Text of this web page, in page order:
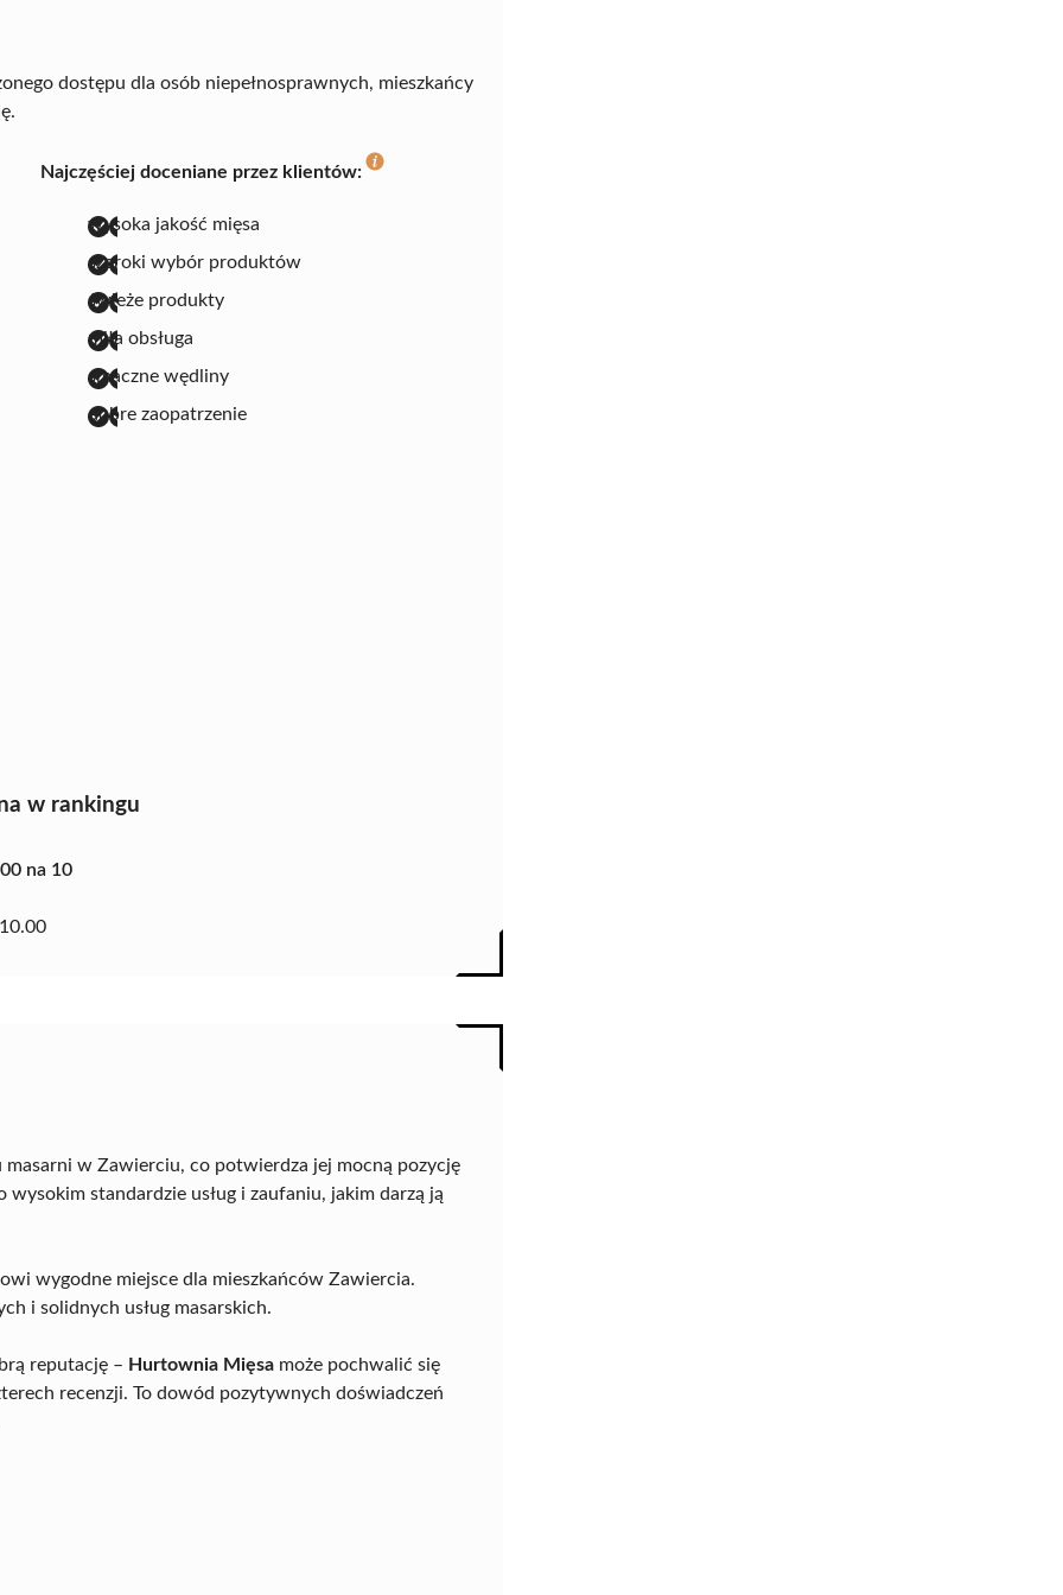
dostępu dla osób niepełnosprawnych, mieszkańcy
Najczęściej doceniane przez klientów:
wysoka jakość mięsa
szeroki wybór produktów
świeże produkty
miła obsługa
smaczne wędliny
dobre zaopatrzenie
w rankingu
na 10
10.00
masarni w Zawierciu, co potwierdza jej mocną pozycję
standardzie usług i zaufaniu, jakim darzą ją
wygodne miejsce dla mieszkańców Zawiercia.
i solidnych usług masarskich.
reputację – Hurtownia Mięsa może pochwalić się
recenzji. To dowód pozytywnych doświadczeń